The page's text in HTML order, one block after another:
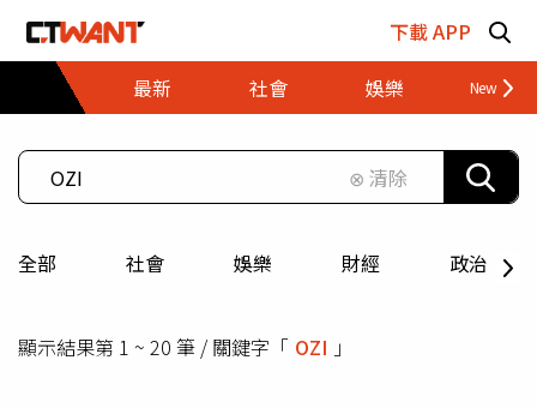
下載 APP
最新
社會 娛樂 財經
⊗ 清除
全部 社會 娛樂 財經 政治
顯示結果第 1 ~ 20 筆 / 關鍵字「 OZI 」